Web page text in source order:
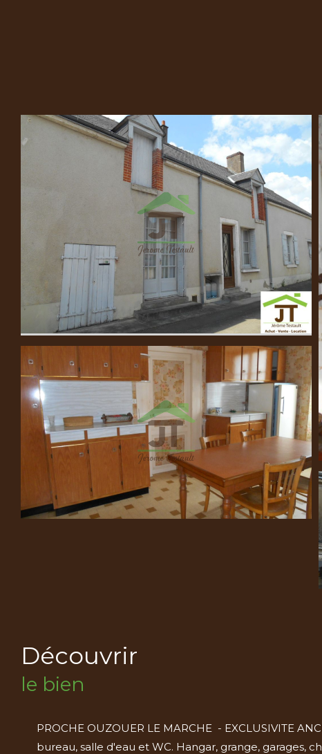
découvrir
le bien
PROCHE OUZOUER LE MARCHE - EXCLUSIVITE
bureau, salle d'eau et WC. Hangar, grange, garages,